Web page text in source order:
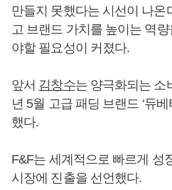
만들지 못했다는 시선이 나온
고 브랜드 가치를 높이는 역
야할 필요성이 커졌다.
앞서 김창수는 양극화되는 소
년 5월 고급 패딩 브랜드 ‘듀
했다.
F&F는 세계적으로 빠르게 성
시장에 진출을 선언했다.